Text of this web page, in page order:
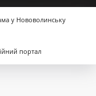
у Нововолинську
портал